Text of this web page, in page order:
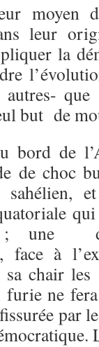
moyen
leur
la
autres-
but de
bord de
de choc
sahélien,
; une
face à
chair les
ne
par